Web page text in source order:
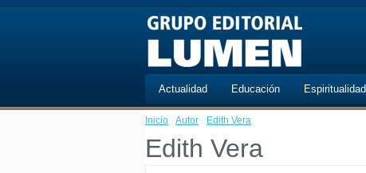
Actualidad Educación Espiritualidad
Inicio · Autor · Edith Vera
Edith Vera